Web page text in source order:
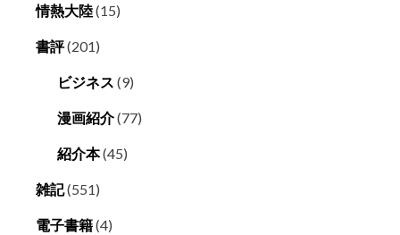
情熱大陸(15)
書評(201)
ビジネス (9)
漫画紹介(77)
紹介本(45)
雑記(551)
電子書籍(4)